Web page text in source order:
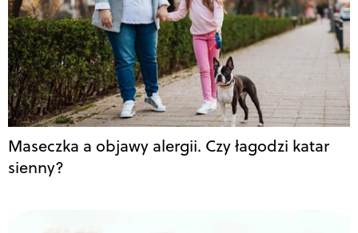
Maseczka a objawy alergii. Czy łagodzi katar
sienny?